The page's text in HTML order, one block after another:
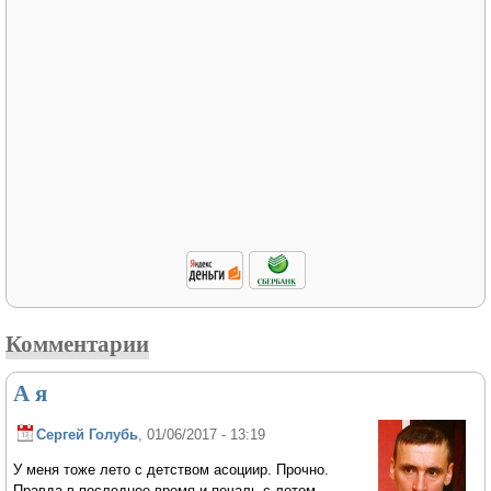
Комментарии
А я
Сергей Голубь , 01/06/2017 - 13:19
У меня тоже лето с детством асоциир. Прочно.